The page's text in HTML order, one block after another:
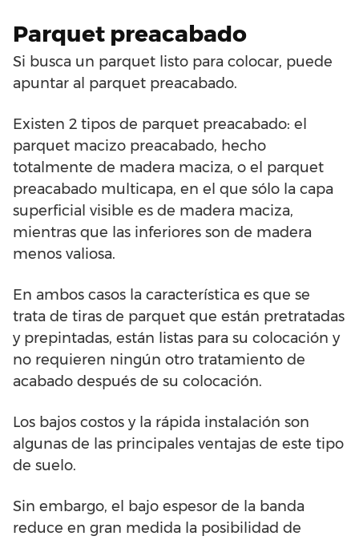
Parquet preacabado
Si busca un parquet listo para colocar, puede
apuntar al parquet preacabado.
Existen 2 tipos de parquet preacabado: el
parquet macizo preacabado, hecho
totalmente de madera maciza, o el parquet
preacabado multicapa, en el que sólo la capa
superficial visible es de madera maciza,
mientras que las inferiores son de madera
menos valiosa.
En ambos casos la característica es que se
trata de tiras de parquet que están pretratadas
y prepintadas, están listas para su colocación y
no requieren ningún otro tratamiento de
acabado después de su colocación.
Los bajos costos y la rápida instalación son
algunas de las principales ventajas de este tipo
de suelo.
Sin embargo, el bajo espesor de la banda
reduce en gran medida la posibilidad de